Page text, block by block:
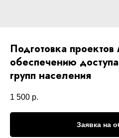
Подготовка
обеспечению
групп населения
1 500 р.
Заявка на